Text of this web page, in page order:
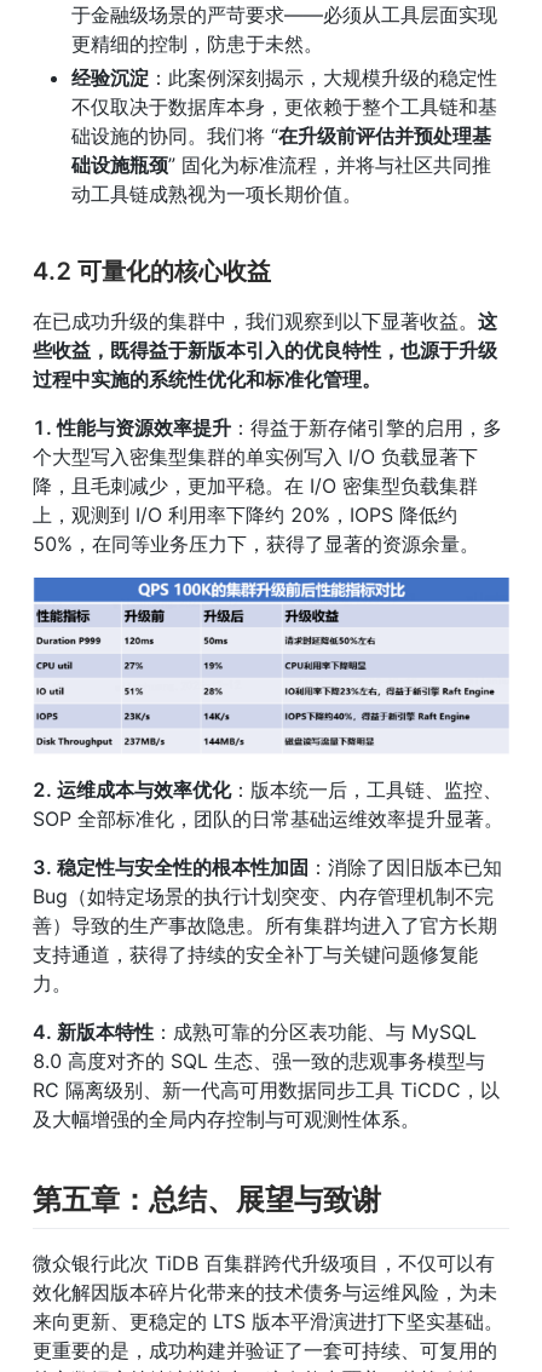
于金融级场景的严苛要求——必须从工具层面实现
更精细的控制，防患于未然。
经验沉淀 ：此案例深刻揭示，大规模升级的稳定性
不仅取决于数据库本身，更依赖于整个工具链和基
础设施的协同。我们将 “在升级前评估并预处理基
础设施瓶颈” 固化为标准流程，并将与社区共同推
动工具链成熟视为一项长期价值。
4.2 可量化的核心收益
在已成功升级的集群中，我们观察到以下显著收益。 这
些收益，既得益于新版本引入的优良特性，也源于升级
过程中实施的系统性优化和标准化管理。
1. 性能与资源效率提升 ：得益于新存储引擎的启用，多
个大型写入密集型集群的单实例写入 I/O 负载显著下
降，且毛刺减少，更加平稳。在 I/O 密集型负载集群
上，观测到 I/O 利用率下降约 20%，IOPS 降低约
50%，在同等业务压力下，获得了显著的资源余量。
2. 运维成本与效率优化：版本统一后，工具链、监控、
SOP 全部标准化，团队的日常基础运维效率提升显著。
3. 稳定性与安全性的根本性加固 ：消除了因旧版本已知
Bug（如特定场景的执行计划突变、内存管理机制不完
善）导致的生产事故隐患。所有集群均进入了官方长期
支持通道，获得了持续的安全补丁与关键问题修复能
力。
4. 新版本特性 ：成熟可靠的分区表功能、与 MySQL
8.0 高度对齐的 SQL 生态、强一致的悲观事务模型与
RC 隔离级别、新一代高可用数据同步工具 TiCDC，以
及大幅增强的全局内存控制与可观测性体系。
第五章：总结、展望与致谢
微众银行此次 TiDB 百集群跨代升级项目，不仅可以有
效化解因版本碎片化带来的技术债务与运维风险，为未
来向更新、更稳定的 LTS 版本平滑演进打下坚实基础。
更重要的是，成功构建并验证了一套可持续、可复用的